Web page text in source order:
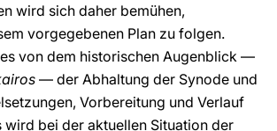
wird sich daher bemühen,
vorgegebenen Plan zu folgen.
von dem historischen Augenblick —
— der Abhaltung der Synode und
Vorbereitung und Verlauf
wird bei der aktuellen Situation der